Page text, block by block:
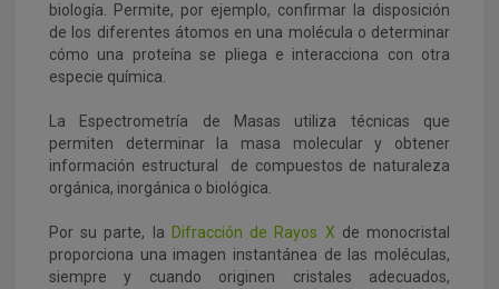
biología. Permite, por ejemplo, confirmar la disposición
de los diferentes átomos en una molécula o determinar
cómo una proteína se pliega e interacciona con otra
especie química.
La Espectrometría de Masas utiliza técnicas que
permiten determinar la masa molecular y obtener
información estructural de compuestos de naturaleza
orgánica, inorgánica o biológica.
Por su parte, la Difracción de Rayos X de monocristal
proporciona una imagen instantánea de las moléculas,
siempre y cuando originen cristales adecuados,